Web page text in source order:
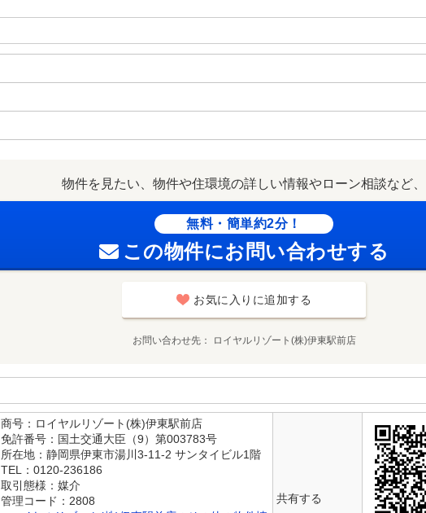
物件を見たい、物件や住環境の詳しい情報やローン相談など、
無料・簡単約2分！
この物件にお問い合わせする
お気に入りに追加する
お問い合わせ先 ロイヤルリゾート(株)伊東駅前店
商号：ロイヤルリゾート(株)伊東駅前店
免許番号：国土交通大臣（9）第003783号
所在地：静岡県伊東市湯川3-11-2 サンタイビル1階
TEL：0120-236186
取引態様：媒介
管理コード：2808
共有する